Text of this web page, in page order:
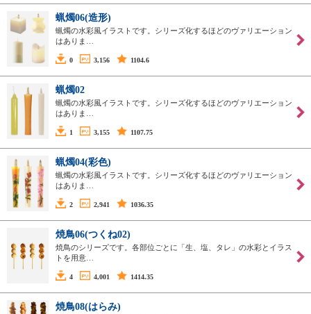
蝋燭06(造形)
蝋燭の水彩風イラストです。シリーズ化するほどのヴァリエーション
はありま…
0 3,156 1104.6
蝋燭02
蝋燭の水彩風イラストです。シリーズ化するほどのヴァリエーション
はありま…
1 3,155 1107.75
蝋燭04(彩色)
蝋燭の水彩風イラストです。シリーズ化するほどのヴァリエーション
はありま…
2 2,941 1036.35
焼鳥06(つくね02)
焼鳥のシリーズです。各部位ごとに「生、塩、タレ」の水彩とイラス
トを用意…
4 4,001 1414.35
焼鳥08(はらみ)